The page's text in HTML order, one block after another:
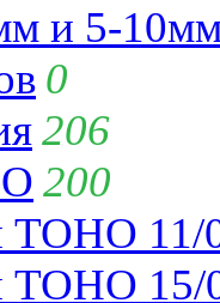
и 5-
0
206
200
TOHO 11/
TOHO 15/